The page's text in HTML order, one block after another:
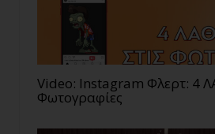
Video: Instagram Φλερτ: 4
Φωτογραφίες